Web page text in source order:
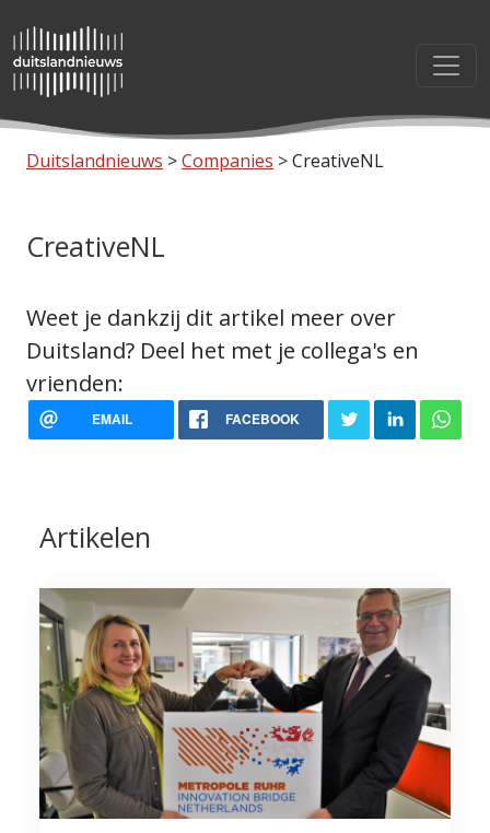
Duitslandnieuws >Companies >CreativeNL
CreativeNL
Weet je dankzij dit artikel meer over
Duitsland? Deel het met je collega's en
vrienden:
EMAIL FACEBOOK
Artikelen